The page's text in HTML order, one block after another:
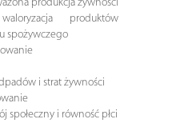
produkcja żywności
produktów
spożywczego
i strat żywności
społeczny i równość płci